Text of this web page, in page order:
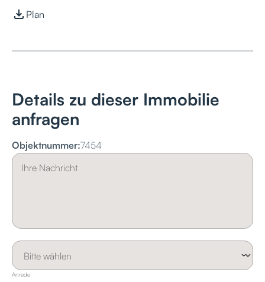
Plan
Details zu dieser Immobilie
anfragen
Objektnummer:7454
Anrede